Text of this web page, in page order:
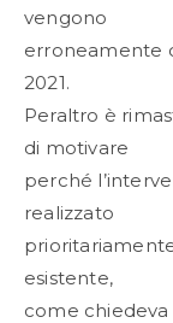
vengono
erroneamente
2021.
Peraltro è
di motivare
perché
realizzato
esistente,
come chiedeva